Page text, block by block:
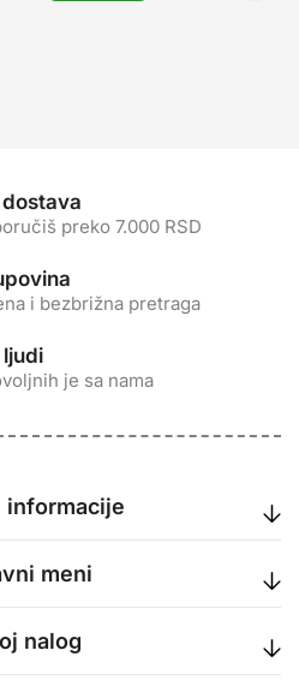
preko 7.000 RSD
i bezbrižna pretraga
ljudi
je sa nama
informacije
meni
nalog